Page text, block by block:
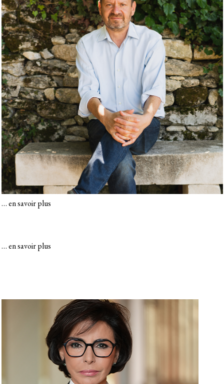
…en savoir plus
…en savoir plus